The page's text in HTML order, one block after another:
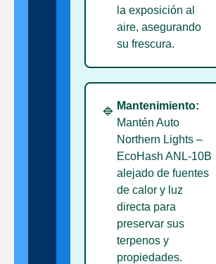
la exposición al
aire, asegurando
su frescura.
🔹 Mantenimiento:
Mantén Auto
Northern Lights –
EcoHash ANL-10B
alejado de fuentes
de calor y luz
directa para
preservar sus
terpenos y
propiedades.